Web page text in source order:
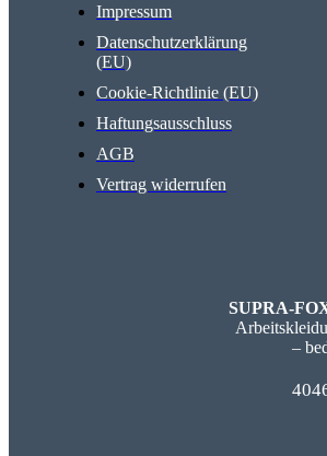
Impressum
Datenschutzerklärung
(EU)
Cookie-Richtlinie (EU)
Haftungsausschluss
AGB
Vertrag widerrufen
SUPRA-
–